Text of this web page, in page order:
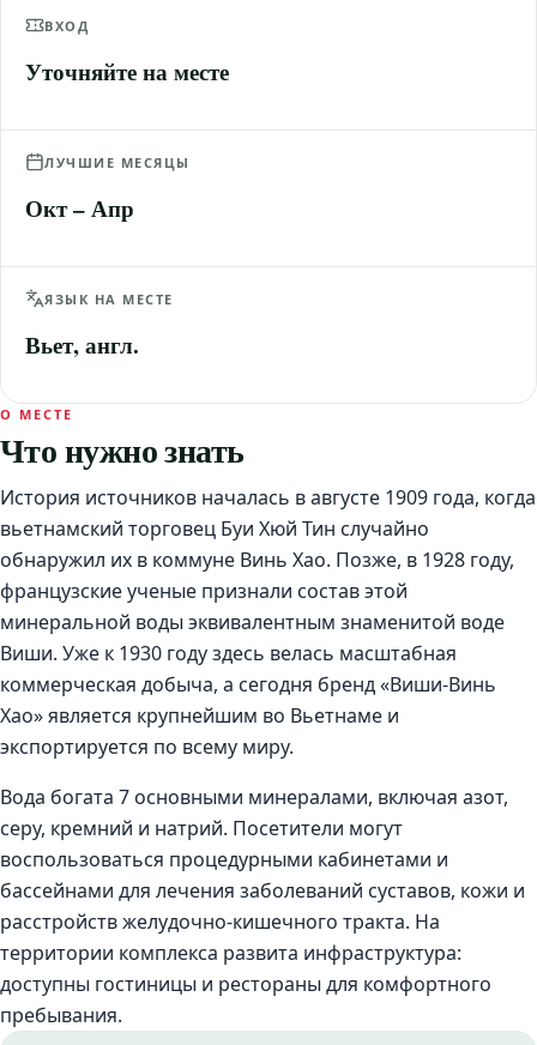
ВХОД
Уточняйте на месте
ЛУЧШИЕ МЕСЯЦЫ
Окт – Апр
ЯЗЫК НА МЕСТЕ
Вьет, англ.
О МЕСТЕ
Что нужно знать
История источников началась в августе 1909 года, когда
вьетнамский торговец Буи Хюй Тин случайно
обнаружил их в коммуне Винь Хао. Позже, в 1928 году,
французские ученые признали состав этой
минеральной воды эквивалентным знаменитой воде
Виши. Уже к 1930 году здесь велась масштабная
коммерческая добыча, а сегодня бренд «Виши-Винь
Хао» является крупнейшим во Вьетнаме и
экспортируется по всему миру.
Вода богата 7 основными минералами, включая азот,
серу, кремний и натрий. Посетители могут
воспользоваться процедурными кабинетами и
бассейнами для лечения заболеваний суставов, кожи и
расстройств желудочно-кишечного тракта. На
территории комплекса развита инфраструктура:
доступны гостиницы и рестораны для комфортного
пребывания.